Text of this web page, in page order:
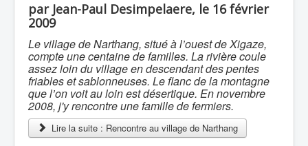
par Jean-Paul Desimpelaere, le 16 février
2009
Le village de Narthang, situé à l’ouest de Xigaze,
compte une centaine de familles. La rivière coule
assez loin du village en descendant des pentes
friables et sablonneuses. Le flanc de la montagne
que l’on voit au loin est désertique. En novembre
2008, j'y rencontre une famille de fermiers.
Lire la suite : Rencontre au village de Narthang